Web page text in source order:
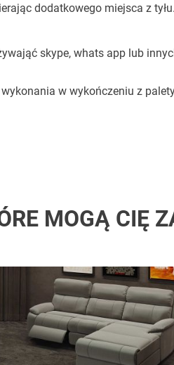
dodatkowego miejsca z tyłu.
skype, whats app lub
w wykończeniu z
MOGĄ CIĘ